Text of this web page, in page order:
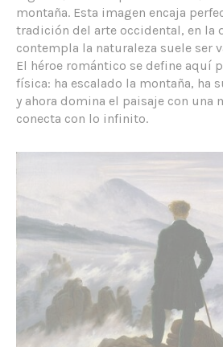
montaña. Esta imagen encaja
tradición del arte occidental, en la
contempla la naturaleza suele ser
El héroe romántico se define aquí
física: ha escalado la montaña, ha
y ahora domina el paisaje con una
conecta con lo infinito.